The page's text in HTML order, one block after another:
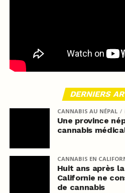
DERNIERS
CANNABIS AU NÉPAL
Une province
cannabis
CANNABIS EN
Huit ans après
Californie ne
de cannabis